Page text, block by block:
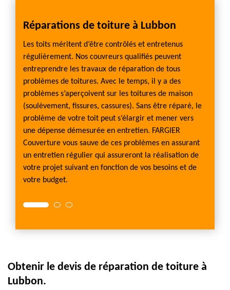
Réparations de toiture à Lubbon
Les toits méritent d’être contrôlés et entretenus
régulièrement. Nos couvreurs qualifiés peuvent
entreprendre les travaux de réparation de tous
problèmes de toitures. Avec le temps, il y a des
problèmes s’aperçoivent sur les toitures de maison
(soulèvement, fissures, cassures). Sans être réparé, le
problème de votre toit peut s’élargir et mener vers
une dépense démesurée en entretien. FARGIER
Couverture vous sauve de ces problèmes en assurant
un entretien régulier qui assureront la réalisation de
votre projet suivant en fonction de vos besoins et de
votre budget.
Obtenir le devis de réparation de toiture à
Lubbon.